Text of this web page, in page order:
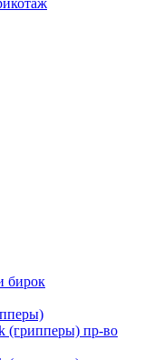
бирок
(грипперы) пр-во